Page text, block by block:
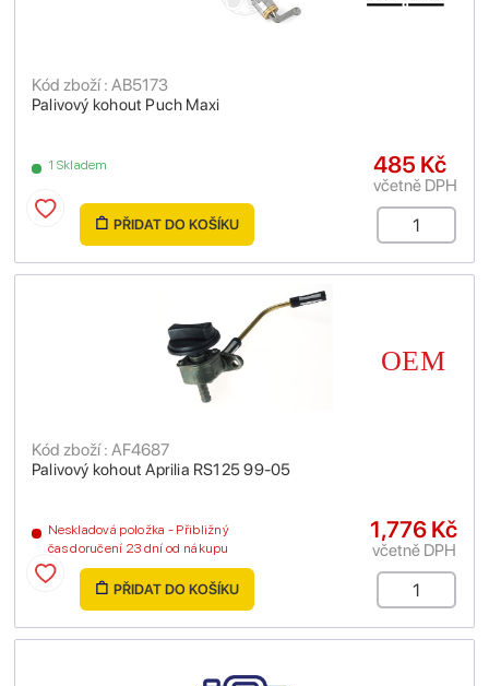
Palivový kohout Puch Maxi
Kód zboží : AB5173
1 Skladem 485 Kč
včetně DPH
PŘIDAT DO KOŠÍKU
Palivový kohout Aprilia RS125 99-05
Kód zboží : AF4687
Neskladová položka - Přibližný
čas doručení 23 dní od nákupu
1,776 Kč
včetně DPH
PŘIDAT DO KOŠÍKU